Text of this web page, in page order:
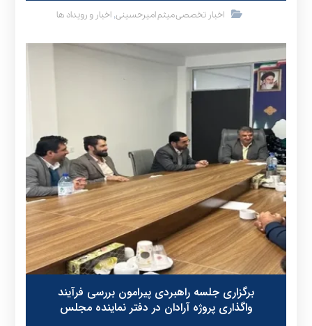
اخبار تخصصی میثم امیرحسینی,اخبار و رویداد ها
برگزاری جلسه راهبردی پیرامون بررسی فرآیند
واگذاری پروژه آرادان در دفتر نماینده مجلس